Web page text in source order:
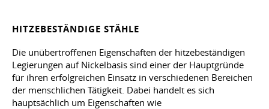
HITZEBESTÄNDIGE STÄHLE
Die unübertroffenen Eigenschaften der hitzebeständigen
Legierungen auf Nickelbasis sind einer der Hauptgründe
für ihren erfolgreichen Einsatz in verschiedenen Bereichen
der menschlichen Tätigkeit. Dabei handelt es sich
hauptsächlich um Eigenschaften wie